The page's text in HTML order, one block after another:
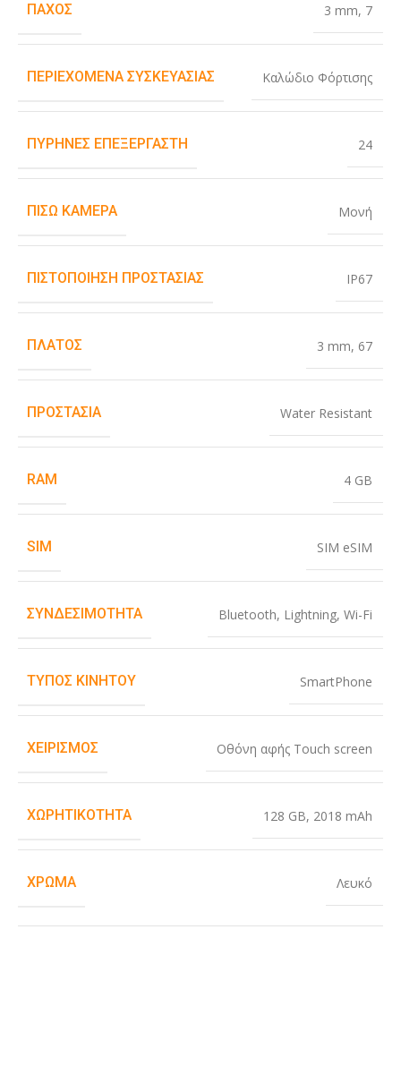
ΠΆΧΟΣ 3 mm, 7
ΠΕΡΙΕΧΌΜΕΝΑ ΣΥΣΚΕΥΑΣΊΑΣ Καλώδιο Φόρτισης
ΠΥΡΉΝΕΣ ΕΠΕΞΕΡΓΑΣΤΉ 24
ΠΊΣΩ ΚΆΜΕΡΑ Μονή
ΠΙΣΤΟΠΟΊΗΣΗ ΠΡΟΣΤΑΣΊΑΣ IP67
ΠΛΆΤΟΣ 3 mm, 67
ΠΡΟΣΤΑΣΊΑ Water Resistant
RAM 4 GB
SIM SIM eSIM
ΣΥΝΔΕΣΙΜΌΤΗΤΑ Bluetooth, Lightning, Wi-Fi
ΤΎΠΟΣ ΚΙΝΗΤΟΎ SmartPhone
ΧΕΙΡΙΣΜΌΣ Οθόνη αφής Touch screen
ΧΩΡΗΤΙΚΌΤΗΤΑ 128 GB, 2018 mAh
ΧΡΏΜΑ Λευκό